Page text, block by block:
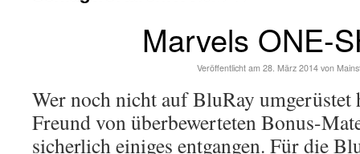
Marvels ONE-
Veröffentlicht am 28. März 2014 von
Wer noch nicht auf BluRay umgerüstet
Freund von überbewerteten Bonus-
sicherlich einiges entgangen. Für die